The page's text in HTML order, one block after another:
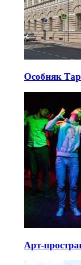
Особняк
Арт-